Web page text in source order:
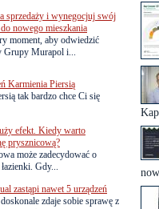
sprzedaży i wynegocjuj swój
nowego mieszkania
moment, aby odwiedzić
Grupy Murapol i...
Karmienia Piersią
tak bardzo chce Ci się
efekt. Kiedy warto
prysznicową?
może zadecydować o
Gdy...
zastąpi nawet 5 urządzeń
zdaje sobie sprawę z